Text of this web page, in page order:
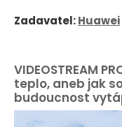
Zadavatel:Huawei
VIDEOSTREAM
teplo, aneb jak
budoucnost